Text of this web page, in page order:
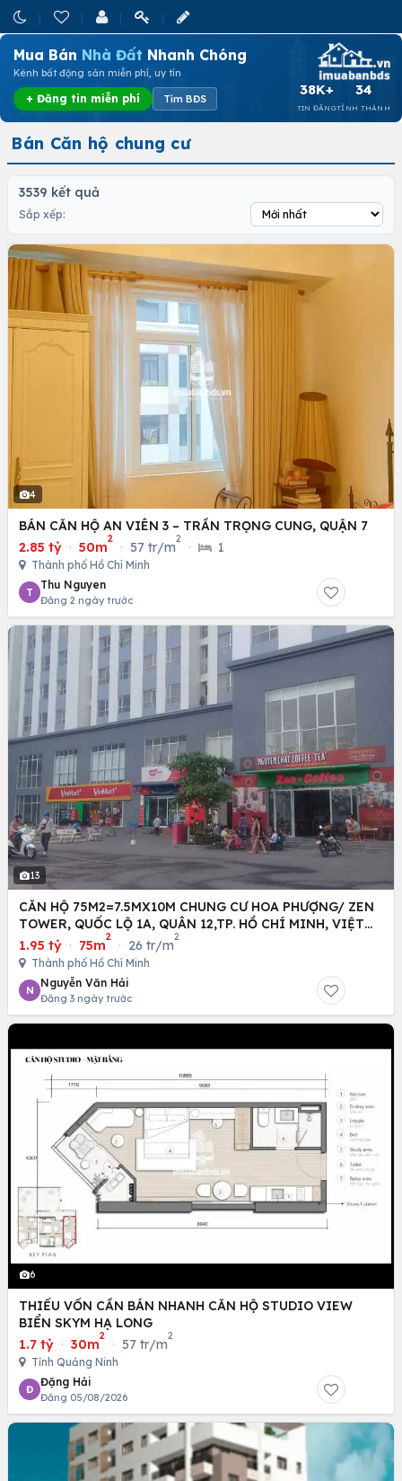
Mua Bán Nhà Đất Nhanh Chóng
Kênh bất động sản miễn phí, uy tín
+ Đăng tin miễn phí Tìm BĐS
38K+
TIN ĐĂNG
34
TỈNH THÀNH
Bán Căn hộ chung cư
3539 kết quả
Sắp xếp:
4
BÁN CĂN HỘ AN VIÊN 3 – TRẦN TRỌNG CUNG, QUẬN 7
2.85 tỷ · 50m
2
· 57 tr/m
2
· 1
Thành phố Hồ Chí Minh
T
Thu Nguyen
Đăng 2 ngày trước
13
CĂN HỘ 75M2=7.5MX10M CHUNG CƯ HOA PHƯỢNG/ ZEN
TOWER, QUỐC LỘ 1A, QUÂN 12,TP. HỒ CHÍ MINH, VIỆT
NAM
1.95 tỷ · 75m
2
· 26 tr/m
2
Thành phố Hồ Chí Minh
N
Nguyễn Văn Hải
Đăng 3 ngày trước
6
THIẾU VỐN CẦN BÁN NHANH CĂN HỘ STUDIO VIEW
BIỂN SKYM HẠ LONG
1.7 tỷ · 30m
2
· 57 tr/m
2
Tỉnh Quảng Ninh
Đ
Đặng Hải
Đăng 05/08/2026